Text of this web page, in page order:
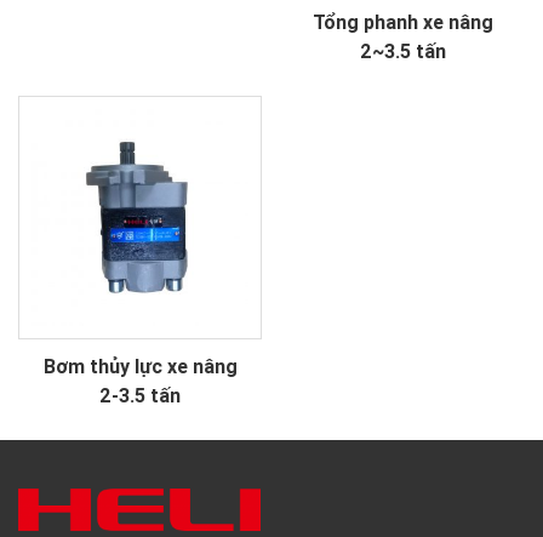
Tổng phanh xe nâng
2~3.5 tấn
Bơm thủy lực xe nâng
2-3.5 tấn